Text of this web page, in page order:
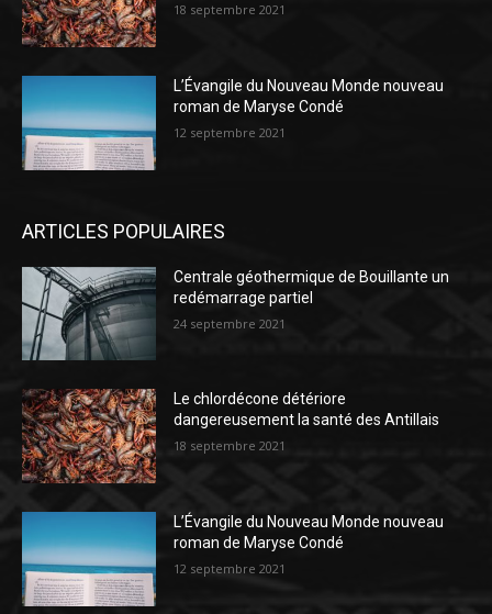
18 septembre 2021
L’Évangile du Nouveau Monde nouveau
roman de Maryse Condé
12 septembre 2021
ARTICLES POPULAIRES
Centrale géothermique de Bouillante un
redémarrage partiel
24 septembre 2021
Le chlordécone détériore
dangereusement la santé des Antillais
18 septembre 2021
L’Évangile du Nouveau Monde nouveau
roman de Maryse Condé
12 septembre 2021